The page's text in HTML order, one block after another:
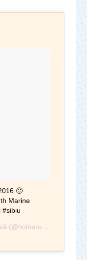
🙂
Marine
#sibiu
A video posted by Alex Ciucă (@hoinaru) on Jun 13,